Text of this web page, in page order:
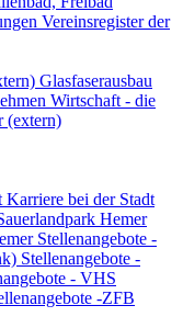
Vereinsregister der
Glasfaserausbau
Wirtschaft - die
(extern)
Karriere bei der Stadt
Hemer
Stellenangebote -
Stellenangebote -
- VHS
-ZFB